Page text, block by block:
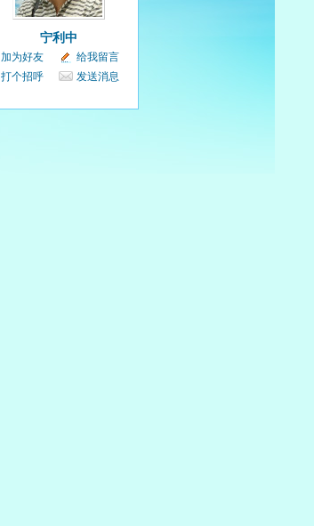
宁利中
加为好友
给我留言
打个招呼
发送消息